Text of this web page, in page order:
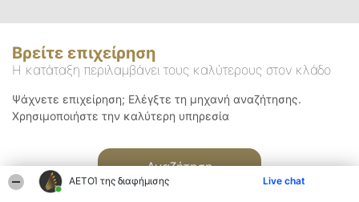
ΑΕΤΟΊ της διαφήμισης Live chat
Βρείτε επιχείρηση
Η κατάταξη περιλαμβάνει τους καλύτερους στον κλάδο
Ψάχνετε επιχείρηση; Ελέγξτε τη μηχανή αναζήτησης.
Χρησιμοποιήστε την καλύτερη υπηρεσία
Αναζήτηση